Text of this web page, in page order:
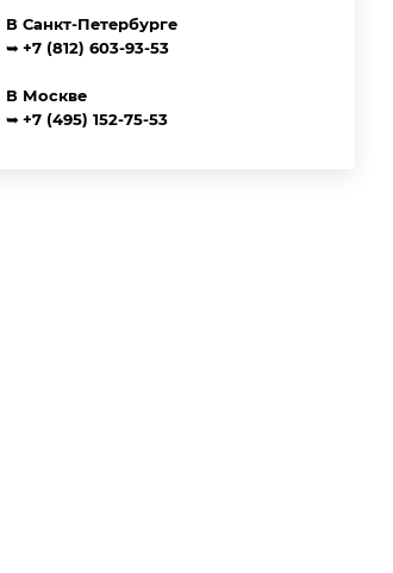
В Санкт-Петербурге
➥ +7 (812) 603-93-53
В Москве
➥ +7 (495) 152-75-53